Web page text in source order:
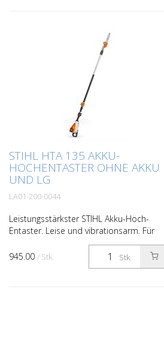
STIHL HTA 135 AKKU-
HOCHENTASTER OHNE AKKU
UND LG
LA01-200-0044
Leistungsstärkster STIHL Akku-Hoch-
Entaster. Leise und vibrationsarm. Für
professionelle Anwender in Baumpflege,
Obstbau und Kommune. Zum Entasten
von Bäumen, Entfernen v...
Stk.
945.00 / Stk.